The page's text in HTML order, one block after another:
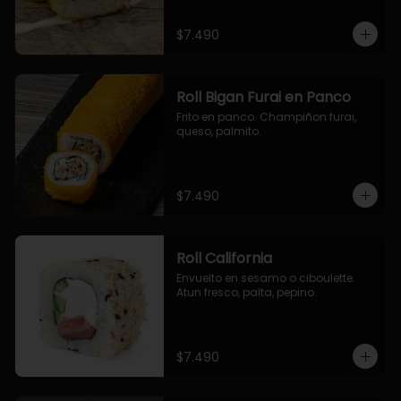
$7.490
Roll Bigan Furai en Panco
Frito en panco. Champiñon furai,
queso, palmito.
$7.490
Roll California
Envuelto en sesamo o ciboulette.
Atun fresco, palta, pepino.
$7.490